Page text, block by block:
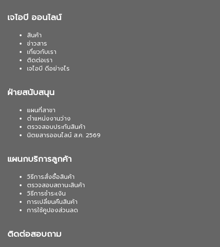
เจไอบี ออนไลน์
สินค้า
ข่าวสาร
เกี่ยวกับเรา
ติดต่อเรา
เจไอบี ดีอย่างไร
ฝ่ายสนับสนุน
แผนที่สาขา
ตำแหน่งงานว่าง
ตรวจสอบประกันสินค้า
นิตยสารออนไลน์ ส.ค. 2569
แผนกบริการลูกค้า
วิธีการสั่งซื้อสินค้า
ตรวจสอบสถานะสินค้า
วิธีการชำระเงิน
การเปลี่ยนคืนสินค้า
การใช้คูปองส่วนลด
ติดต่อสอบถาม